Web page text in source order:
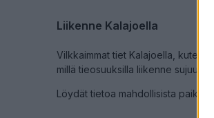
Liikenne Kalajoella
Vilkkaimmat tiet Kalajoella, kuten
millä tieosuuksilla liikenne sujuu
Löydät tietoa mahdollisista